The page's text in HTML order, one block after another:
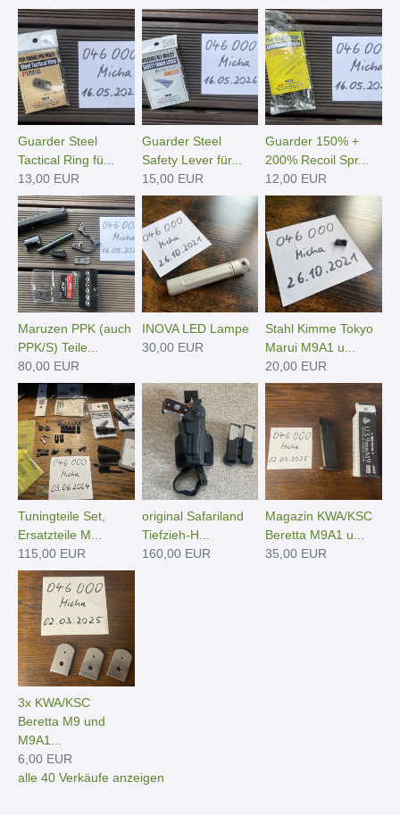
Guarder Steel
Tactical Ring fü...
13,00 EUR
Guarder Steel
Safety Lever für...
15,00 EUR
Guarder 150% +
200% Recoil Spr...
12,00 EUR
Maruzen PPK (auch
PPK/S) Teile...
80,00 EUR
INOVA LED Lampe
30,00 EUR
Stahl Kimme Tokyo
Marui M9A1 u...
20,00 EUR
Tuningteile Set,
Ersatzteile M...
115,00 EUR
original Safariland
Tiefzieh-H...
160,00 EUR
Magazin KWA/KSC
Beretta M9A1 u...
35,00 EUR
3x KWA/KSC
Beretta M9 und
M9A1...
6,00 EUR
alle 40 Verkäufe anzeigen